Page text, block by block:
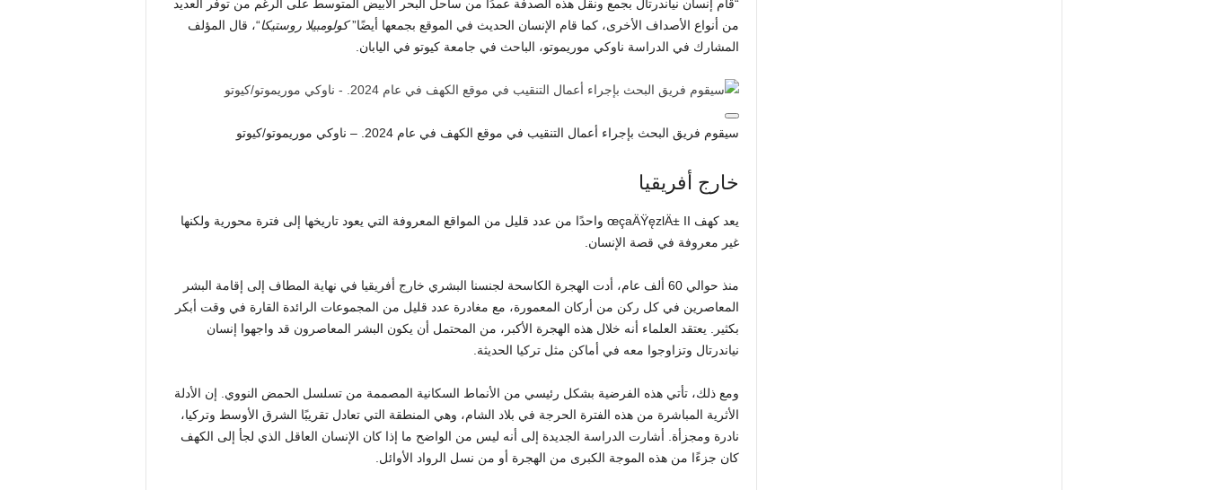
“قام إنسان نياندرتال بجمع ونقل هذه الصدفة عمدًا من ساحل البحر الأبيض المتوسط ​​على الرغم من توفر العديد
من أنواع الأصداف الأخرى، كما قام الإنسان الحديث في الموقع بجمعها أيضًا”كولومبيلا روستيكا“، قال المؤلف
المشارك في الدراسة ناوكي موريموتو، الباحث في جامعة كيوتو في اليابان.
سيقوم فريق البحث بإجراء أعمال التنقيب في موقع الكهف في عام 2024. – ناوكي موريموتو/كيوتو
خارج أفريقيا
يعد كهف œçaÄŸęzlÄ± II واحدًا من عدد قليل من المواقع المعروفة التي يعود تاريخها إلى فترة محورية ولكنها
غير معروفة في قصة الإنسان.
منذ حوالي 60 ألف عام، أدت الهجرة الكاسحة لجنسنا البشري خارج أفريقيا في نهاية المطاف إلى إقامة البشر
المعاصرين في كل ركن من أركان المعمورة، مع مغادرة عدد قليل من المجموعات الرائدة القارة في وقت أبكر
بكثير. يعتقد العلماء أنه خلال هذه الهجرة الأكبر، من المحتمل أن يكون البشر المعاصرون قد واجهوا إنسان
نياندرتال وتزاوجوا معه في أماكن مثل تركيا الحديثة.
ومع ذلك، تأتي هذه الفرضية بشكل رئيسي من الأنماط السكانية المصممة من تسلسل الحمض النووي. إن الأدلة
الأثرية المباشرة من هذه الفترة الحرجة في بلاد الشام، وهي المنطقة التي تعادل تقريبًا الشرق الأوسط وتركيا،
نادرة ومجزأة. أشارت الدراسة الجديدة إلى أنه ليس من الواضح ما إذا كان الإنسان العاقل الذي لجأ إلى الكهف
كان جزءًا من هذه الموجة الكبرى من الهجرة أو من نسل الرواد الأوائل.